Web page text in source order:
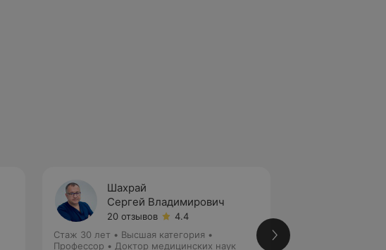
Шахрай
Сергей Владимирович
20 отзывов
4.4
Стаж 30 лет • Высшая категория •
Профессор • Доктор медицинских наук